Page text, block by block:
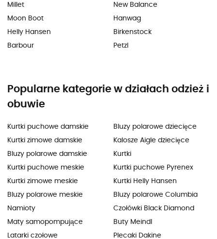
Millet
Moon Boot
Helly Hansen
Barbour
New Balance
Hanwag
Birkenstock
Petzl
Popularne kategorie w działach odzież i
obuwie
Kurtki puchowe damskie
Kurtki zimowe damskie
Bluzy polarowe damskie
Kurtki puchowe meskie
Kurtki zimowe meskie
Bluzy polarowe meskie
Namioty
Maty samopompujące
Latarki czołowe
Bluzy polarowe dziecięce
Kalosze Aigle dziecięce
Kurtki
Kurtki puchowe Pyrenex
Kurtki Helly Hansen
Bluzy polarowe Columbia
Czołówki Black Diamond
Buty Meindl
Plecaki Dakine